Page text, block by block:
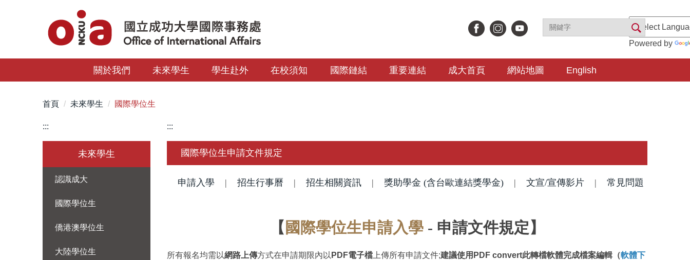
內
區
Powered by
關於我們 未來學生 學生赴外 在校須知 國際鏈結 重要連結 成大首頁 網站地圖 English
首頁 未來學生 國際學位生
:::
未來學生
認識成大
國際學位生
僑港澳學位生
大陸學位生
:::
國際學位生申請文件規定
申請入學 |招生行事曆 |招生相關資訊 | 獎助學金 (含台歐連結獎學金) |文宣/宣傳影片 |常見問題
【 國際學位生申請入學- 申請文件規定】
所有報名均需以網路上傳方式在申請期限內以 PDF電子檔 上傳所有申請文件;建議使用PDF convert此轉檔軟體完成檔案編輯（軟體下